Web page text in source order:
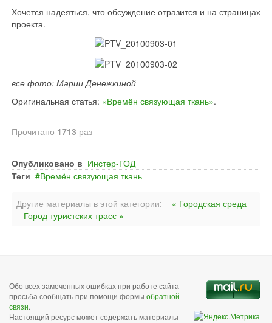
Хочется надеяться, что обсуждение отразится и на страницах
проекта.
все фото: Марии Денежкиной
Оригинальная статья: «Времён связующая ткань».
Прочитано 1713 раз
Опубликовано в Инстер-ГОД
Теги
Времён связующая ткань
Другие материалы в этой категории:
« Городская среда
Город туристских трасс »
Обо всех замеченных ошибках при работе сайта
просьба сообщать при помощи формы обратной
связи.
Настоящий ресурс может содержать материалы